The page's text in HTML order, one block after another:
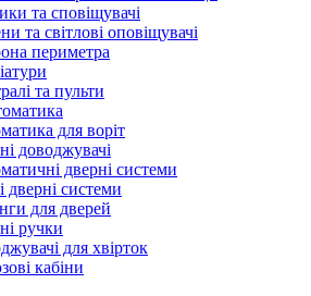
та сповіщувачі
та світлові оповіщувачі
периметра
та пульти
для воріт
доводжувачі
дверні системи
дверні системи
для дверей
ручки
для хвірток
кабіни